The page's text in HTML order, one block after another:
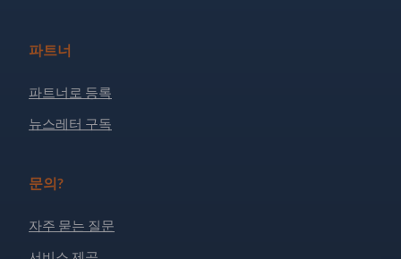
파트너
파트너로 등록
뉴스레터 구독
문의?
자주 묻는 질문